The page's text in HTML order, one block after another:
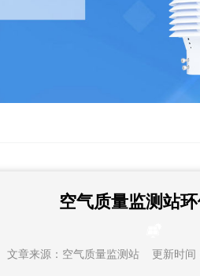
空气质量监测站
文章来源： 空气质量监测站 更新时间